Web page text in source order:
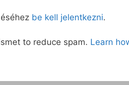
be kell jelentkezni.
to reduce spam. Learn